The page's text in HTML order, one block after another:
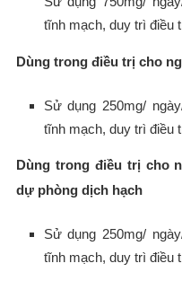
tĩnh mạch, duy trì điều
Dùng trong điều trị cho
Sử dụng 250mg/
tĩnh mạch, duy trì điều
Dùng trong điều trị cho
dự phòng dịch hạch
Sử dụng 250mg/
tĩnh mạch, duy trì điều